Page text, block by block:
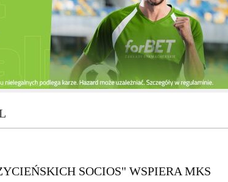
SOCIOS" WSPIERA MKS